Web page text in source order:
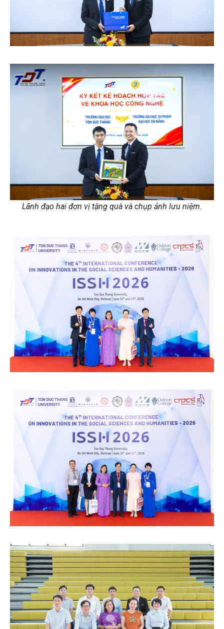
Lãnh đạo hai đơn vị tặng quà và chụp ảnh lưu niệm.